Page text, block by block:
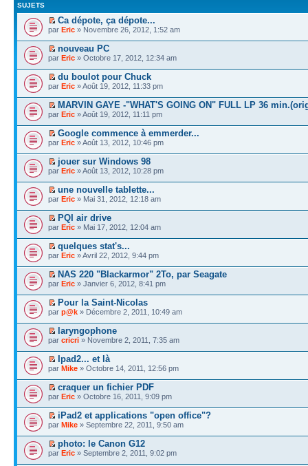
SUJETS
Ca dépote, ça dépote...
par Eric » Novembre 26, 2012, 1:52 am
nouveau PC
par Eric » Octobre 17, 2012, 12:34 am
du boulot pour Chuck
par Eric » Août 19, 2012, 11:33 pm
MARVIN GAYE -"WHAT'S GOING ON" FULL LP 36
par Eric » Août 19, 2012, 11:11 pm
Google commence à emmerder...
par Eric » Août 13, 2012, 10:46 pm
jouer sur Windows 98
par Eric » Août 13, 2012, 10:28 pm
une nouvelle tablette...
par Eric » Mai 31, 2012, 12:18 am
PQI air drive
par Eric » Mai 17, 2012, 12:04 am
quelques stat's...
par Eric » Avril 22, 2012, 9:44 pm
NAS 220 "Blackarmor" 2To, par Seagate
par Eric » Janvier 6, 2012, 8:41 pm
Pour la Saint-Nicolas
par p@k » Décembre 2, 2011, 10:49 am
laryngophone
par cricri » Novembre 2, 2011, 7:35 am
Ipad2... et là
par Mike » Octobre 14, 2011, 12:56 pm
craquer un fichier PDF
par Eric » Octobre 16, 2011, 9:09 pm
iPad2 et applications "open office"?
par Mike » Septembre 22, 2011, 9:50 am
photo: le Canon G12
par Eric » Septembre 2, 2011, 9:02 pm